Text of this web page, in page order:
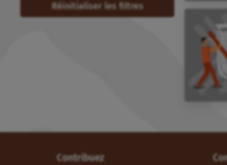
Réinitialiser les filtres
Contribuez